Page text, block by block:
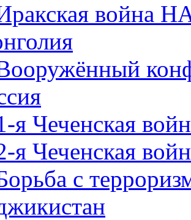
война
я Чеченская
я Чеченская
с